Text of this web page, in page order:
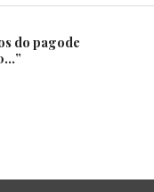
do pagode